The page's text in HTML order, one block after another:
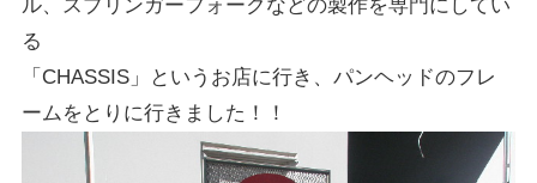
ル、スプリンガーフォークなどの製作を専門にしてい
る
「CHASSIS」というお店に行き、パンヘッドのフレ
ームをとりに行きました！！